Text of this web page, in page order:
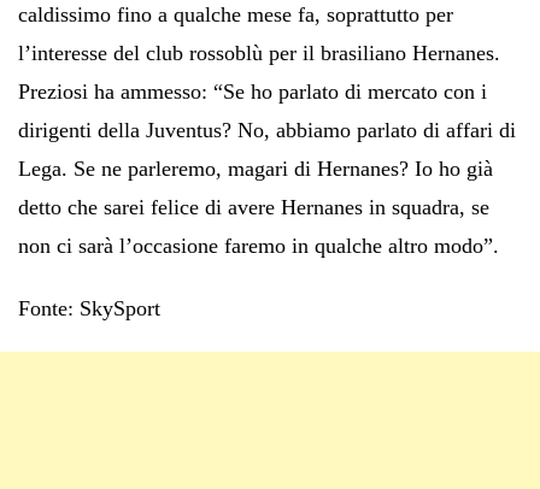
caldissimo fino a qualche mese fa, soprattutto per
l’interesse del club rossoblù per il brasiliano Hernanes.
Preziosi ha ammesso: “Se ho parlato di mercato con i
dirigenti della Juventus? No, abbiamo parlato di affari di
Lega. Se ne parleremo, magari di Hernanes? Io ho già
detto che sarei felice di avere Hernanes in squadra, se
non ci sarà l’occasione faremo in qualche altro modo”.
Fonte: SkySport